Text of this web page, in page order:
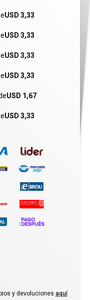
USD 3,33
USD 3,33
USD 3,33
USD 3,33
USD 1,67
USD 3,33
y devoluciones aquí